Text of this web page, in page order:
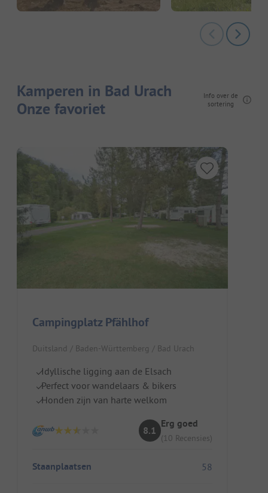
Kamperen in Bad Urach
Onze favoriet
Info over de
sortering
Campingplatz Pfählhof
Duitsland / Baden-Württemberg / Bad Urach
Idyllische ligging aan de Elsach
Perfect voor wandelaars & bikers
Honden zijn van harte welkom
8.1
Erg goed
(10 Recensies)
Staanplaatsen 58